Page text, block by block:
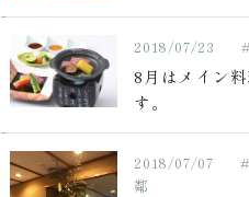
2018/07/23
8月はメイン
す。
2018/07/07
鄰